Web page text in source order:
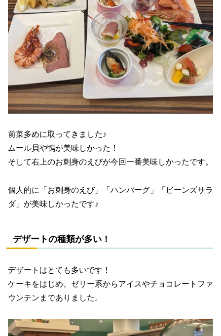
前菜多めに取ってきました♪
ムール貝や鴨が美味しかった！
そして右上のお刺身のえびが今回一番美味しかったです。
個人的に「お刺身のえび」「ハンバーグ」「ビーンズサラ
ダ」が美味しかったです♪
デザートの種類が多い！
デザートはとても多いです！
ケーキをはじめ、ゼリー系からアイスやチョコレートファ
ウンテンまでありました。